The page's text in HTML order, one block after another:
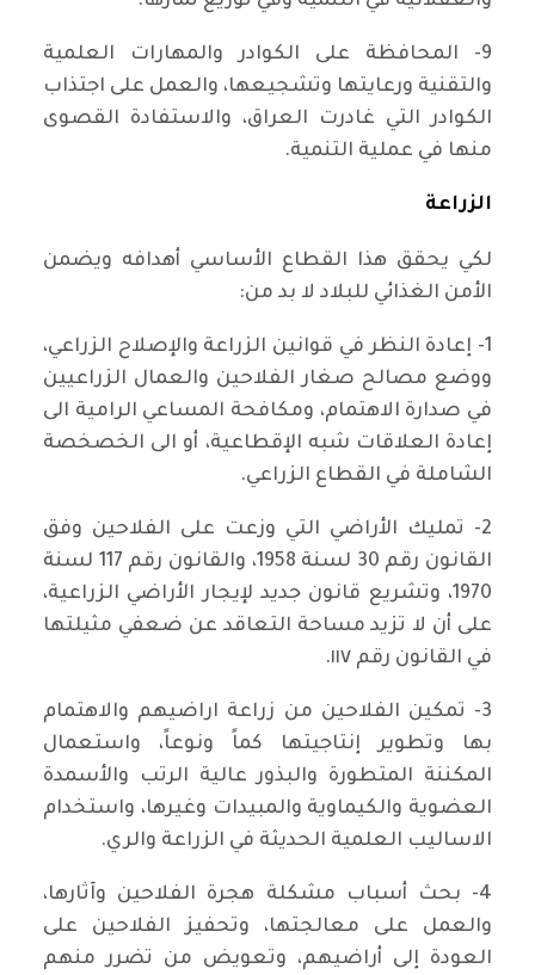
9- المحافظة على الكوادر والمهارات العلمية
والتقنية ورعايتها وتشجيعها، والعمل على اجتذاب
الكوادر التي غادرت العراق، والاستفادة القصوى
منها في عملية التنمية.
الزراعة
لكي يحقق هذا القطاع الأساسي أهدافه ويضمن
الأمن الغذائي للبلاد لا بد من:
1- إعادة النظر في قوانين الزراعة والإصلاح الزراعي،
ووضع مصالح صغار الفلاحين والعمال الزراعيين
في صدارة الاهتمام، ومكافحة المساعي الرامية الى
إعادة العلاقات شبه الإقطاعية، أو الى الخصخصة
الشاملة في القطاع الزراعي.
2- تمليك الأراضي التي وزعت على الفلاحين وفق
القانون رقم 30 لسنة 1958، والقانون رقم 117 لسنة
1970، وتشريع قانون جديد لإيجار الأراضي الزراعية،
على أن لا تزيد مساحة التعاقد عن ضعفي مثيلتها
في القانون رقم ١١٧.
3- تمكين الفلاحين من زراعة اراضيهم والاهتمام
بها وتطوير إنتاجيتها كماً ونوعاً، واستعمال
المكننة المتطورة والبذور عالية الرتب والأسمدة
العضوية والكيماوية والمبيدات وغيرها، واستخدام
الاساليب العلمية الحديثة في الزراعة والري.
4- بحث أسباب مشكلة هجرة الفلاحين وآثارها،
والعمل على معالجتها، وتحفيز الفلاحين على
العودة إلى أراضيهم، وتعويض من تضرر منهم